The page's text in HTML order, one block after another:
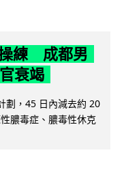
練 成都男
衰竭
劃，45 日內減去約 20
膿毒症、膿毒性休克